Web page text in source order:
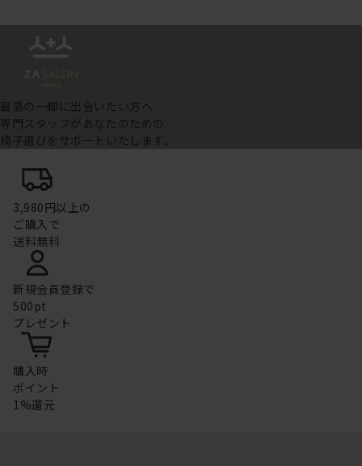
最高の一脚に出会いたい方へ
専門スタッフがあなたのための
椅子選びをサポートいたします。
3,980円以上の
ご購入で
送料無料
新規会員登録で
500pt
プレゼント
購入時
ポイント
1%還元